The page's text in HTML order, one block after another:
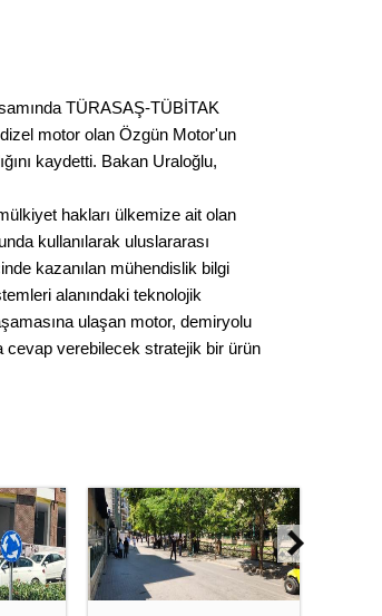
TÜRASAŞ-TÜBİTAK
motor olan Özgün Motor'un
kaydetti. Bakan Uraloğlu,
hakları ülkemize ait olan
kullanılarak uluslararası
kazanılan mühendislik bilgi
alanındaki teknolojik
ulaşan motor, demiryolu
cevap verebilecek stratejik bir ürün